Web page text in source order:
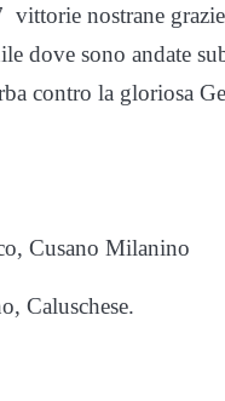
nostrane
dove sono andate
contro la gloriosa
Cusano Milanino
Caluschese.